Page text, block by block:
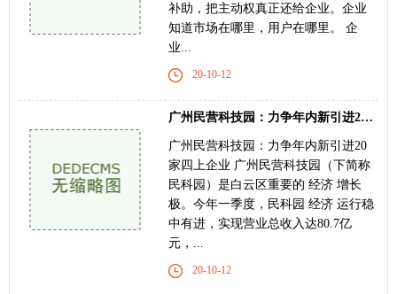
补助，把主动权真正还给企业。企业
知道市场在哪里，用户在哪里。 企
业...
20-10-12
广州民营科技园：力争年内新引进20家“四上”企
广州民营科技园：力争年内新引进20
家四上企业 广州民营科技园（下简称
民科园）是白云区重要的 经济 增长
极。今年一季度，民科园 经济 运行稳
中有进，实现营业总收入达80.7亿
元，...
20-10-12